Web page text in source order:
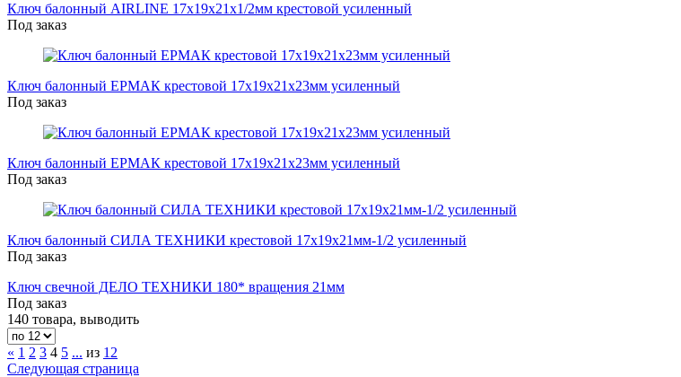
Ключ балонный AIRLINE 17х19х21х1/2мм крестовой усиленный
Под заказ
Ключ балонный ЕРМАК крестовой 17х19х21х23мм усиленный
Под заказ
Ключ балонный ЕРМАК крестовой 17х19х21х23мм усиленный
Под заказ
Ключ балонный СИЛА ТЕХНИКИ крестовой 17х19х21мм-1/2 усиленный
Под заказ
Ключ свечной ДЕЛО ТЕХНИКИ 180* вращения 21мм
Под заказ
140 товара, выводить
« 1 2 3 4 5 ... из 12
Следующая страница